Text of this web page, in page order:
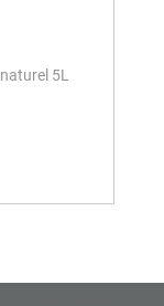
5L